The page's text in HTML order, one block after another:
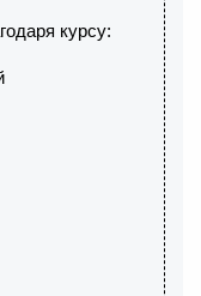
курсу: